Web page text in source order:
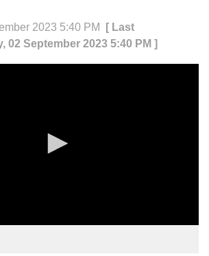
2023 5:40 PM
[ Last
02 September 2023 5:40 PM ]